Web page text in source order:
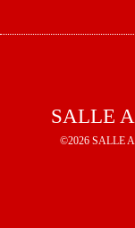
SALLE
©2026 SALLE